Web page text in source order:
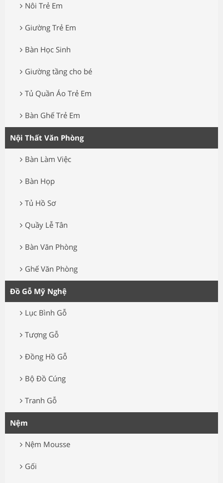
Nôi Trẻ Em
Giường Trẻ Em
Bàn Học Sinh
Giường tầng cho bé
Tủ Quần Áo Trẻ Em
Bàn Ghế Trẻ Em
Nội Thất Văn Phòng
Bàn Làm Việc
Bàn Họp
Tủ Hồ Sơ
Quầy Lễ Tân
Bàn Văn Phòng
Ghế Văn Phòng
Đồ Gỗ Mỹ Nghệ
Lục Bình Gỗ
Tượng Gỗ
Đồng Hồ Gỗ
Bộ Đồ Cúng
Tranh Gỗ
Nệm
Nệm Mousse
Gối